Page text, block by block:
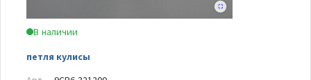
В наличии
петля кулисы